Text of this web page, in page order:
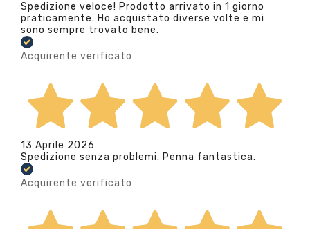
Spedizione veloce! Prodotto arrivato in 1 giorno
praticamente. Ho acquistato diverse volte e mi
sono sempre trovato bene.
Acquirente verificato
13 Aprile 2026
Spedizione senza problemi. Penna fantastica.
Acquirente verificato